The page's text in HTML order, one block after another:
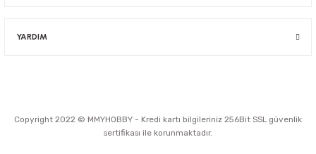
YARDIM
Copyright 2022 © MMYHOBBY - Kredi kartı bilgileriniz 256Bit SSL güvenlik
sertifikası ile korunmaktadır.